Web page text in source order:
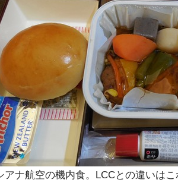
アナ航空の機内食。LCCとの違いは